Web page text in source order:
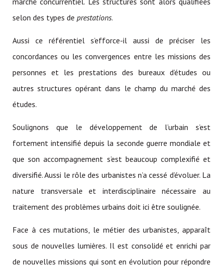
selon des types de prestations.
Aussi ce référentiel s’efforce-il aussi de préciser les
concordances ou les convergences entre les missions des
personnes et les prestations des bureaux d’études ou
autres structures opérant dans le champ du marché des
études.
Soulignons que le développement de l’urbain s’est
fortement intensifié depuis la seconde guerre mondiale et
que son accompagnement s’est beaucoup complexifié et
diversifié. Aussi le rôle des urbanistes n’a cessé d’évoluer. La
nature transversale et interdisciplinaire nécessaire au
traitement des problèmes urbains doit ici être soulignée.
Face à ces mutations, le métier des urbanistes, apparaît
sous de nouvelles lumières. Il est consolidé et enrichi par
de nouvelles missions qui sont en évolution pour répondre